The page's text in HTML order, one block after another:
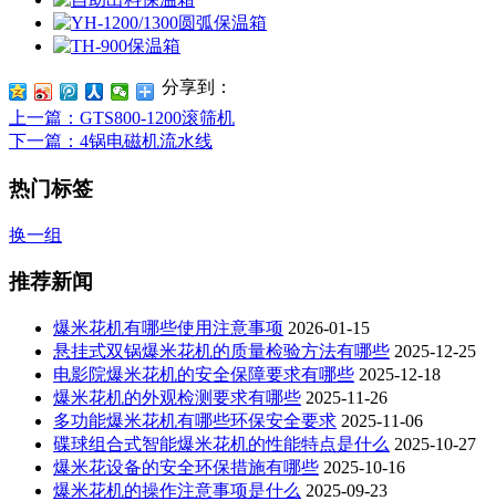
分享到：
上一篇 ：GTS800-1200滚筛机
下一篇 ：4锅电磁机流水线
热门标签
换一组
推荐新闻
爆米花机有哪些使用注意事项 2026-01-15
悬挂式双锅爆米花机的质量检验方法有哪些 2025-12-25
电影院爆米花机的安全保障要求有哪些 2025-12-18
爆米花机的外观检测要求有哪些 2025-11-26
多功能爆米花机有哪些环保安全要求 2025-11-06
碟球组合式智能爆米花机的性能特点是什么 2025-10-27
爆米花设备的安全环保措施有哪些 2025-10-16
爆米花机的操作注意事项是什么 2025-09-23